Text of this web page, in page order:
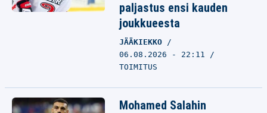
paljastus ensi kauden
joukkueesta
JÄÄKIEKKO
06.08.2026 - 22:11
TOIMITUS
Mohamed Salahin